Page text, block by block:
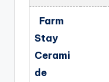
Farm
Stay
Cerami
de